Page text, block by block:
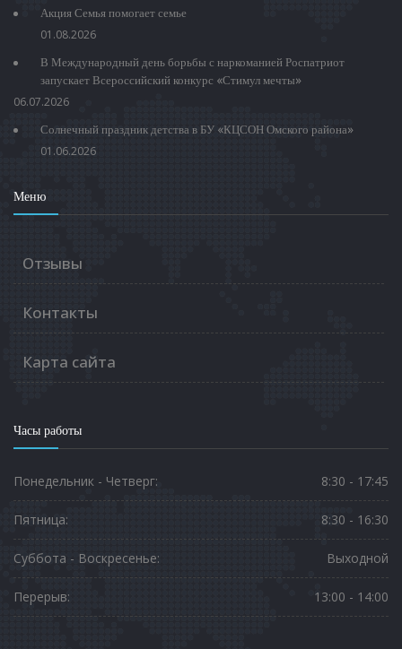
Акция Семья помогает семье
01.08.2026
В Международный день борьбы с наркоманией Роспатриот
запускает Всероссийский конкурс «Стимул мечты»
06.07.2026
Солнечный праздник детства в БУ «КЦСОН Омского района»
01.06.2026
Меню
Отзывы
Контакты
Карта сайта
Часы работы
Понедельник - Четверг: 8:30 - 17:45
Пятница: 8:30 - 16:30
Суббота - Воскресенье: Выходной
Перерыв: 13:00 - 14:00